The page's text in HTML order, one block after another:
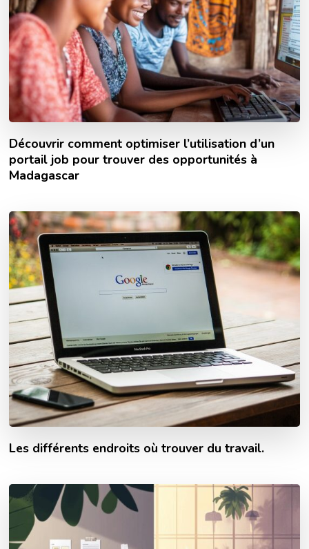
Découvrir comment optimiser l’utilisation d’un
portail job pour trouver des opportunités à
Madagascar
Les différents endroits où trouver du travail.